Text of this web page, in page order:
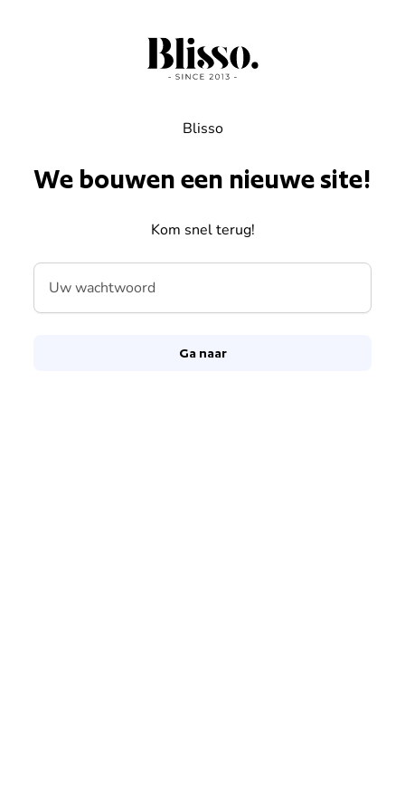
Blisso
We bouwen een nieuwe site!
Kom snel terug!
Uw wachtwoord
Ga naar